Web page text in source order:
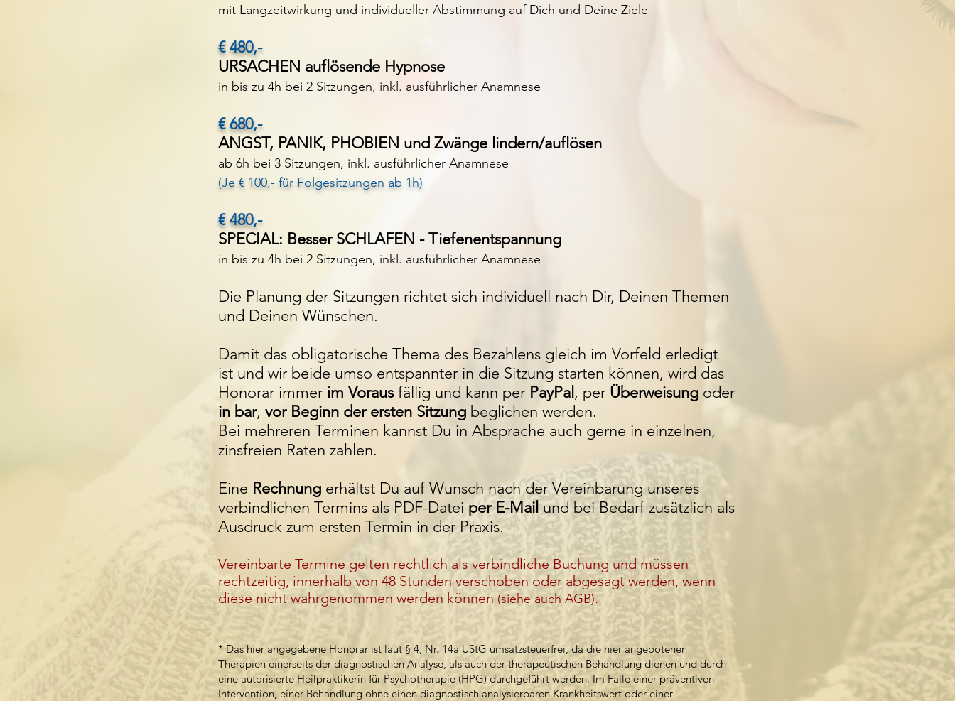
mit Langzeitwirkung und individueller Abstimmung auf Dich und Deine Ziele
€ 480,-
URSACHEN auflösende Hypnose
in bis zu 4h bei 2 Sitzungen, inkl. ausführlicher Anamnese
€ 680,-
ANGST, PANIK, PHOBIEN und Zwänge lindern/auflösen
ab 6h bei 3 Sitzungen, inkl. ausführlicher Anamnese
(Je € 100,- für Folgesitzungen ab 1h)
€ 480,-
SPECIAL: Besser SCHLAFEN - Tiefenentspannung
in bis zu 4h bei 2 Sitzungen, inkl. ausführlicher Anamnese
Die Planung der Sitzungen richtet sich individuell nach Dir, Deinen Themen
und Deinen Wünschen.
Damit das obligatorische Thema des Bezahlens gleich im Vorfeld erledigt
ist und wir beide umso entspannter in die Sitzung starten können, wird das
Honorar immer im Vorausfällig und kann per PayPal , per Überweisung oder
in bar, vor Beginn der ersten Sitzung beglichen werden.
Bei mehreren Terminen kannst Du in Absprache auch gerne in einzelnen,
zinsfreien Raten zahlen.
Eine Rechnung erhältst Du auf Wunsch nach der Vereinbarung unseres
verbindlichen Termins als PDF-Dateiper E-Mailund bei Bedarf zusätzlich als
Ausdruck zum ersten Termin in der Praxis.
Vereinbarte Termine gelten rechtlich als verbindliche Buchung und müssen
rechtzeitig, innerhalb von 48 Stunden verschoben oder abgesagt werden, wenn
diese nicht wahrgenommen werden können (siehe auch AGB).
* Das hier angegebene Honorar ist laut § 4, Nr. 14a UStG umsatzsteuerfrei, da die hier angebotenen
Therapien einerseits der diagnostischen Analyse, als auch der therapeutischen Behandlung dienen und durch
eine autorisierte Heilpraktikerin für Psychotherapie (HPG) durchgeführt werden. Im Falle einer präventiven
Intervention, einer Behandlung ohne einen diagnostisch analysierbaren Krankheitswert oder einer